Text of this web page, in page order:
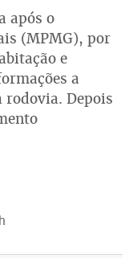
após o
(MPMG), por
e
a
rodovia. Depois